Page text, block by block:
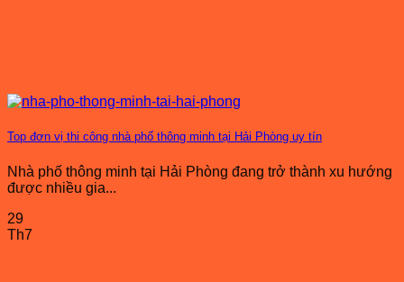
Top đơn vị thi công nhà phố thông minh tại Hải Phòng uy tín
Nhà phố thông minh tại Hải Phòng đang trở thành xu hướng
được nhiều gia...
29
Th7